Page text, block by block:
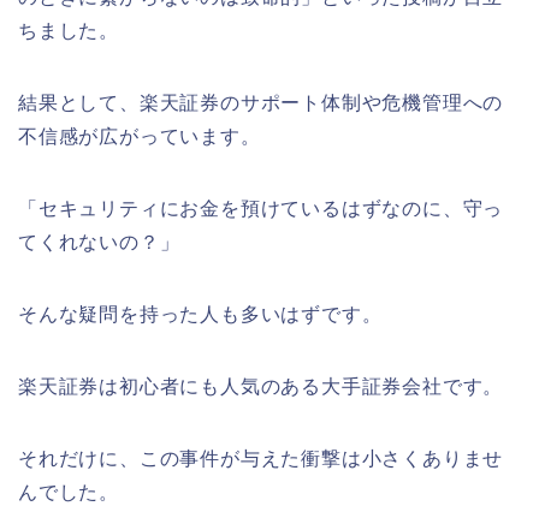
ちました。
結果として、楽天証券のサポート体制や危機管理への
不信感が広がっています。
「セキュリティにお金を預けているはずなのに、守っ
てくれないの？」
そんな疑問を持った人も多いはずです。
楽天証券は初心者にも人気のある大手証券会社です。
それだけに、この事件が与えた衝撃は小さくありませ
んでした。